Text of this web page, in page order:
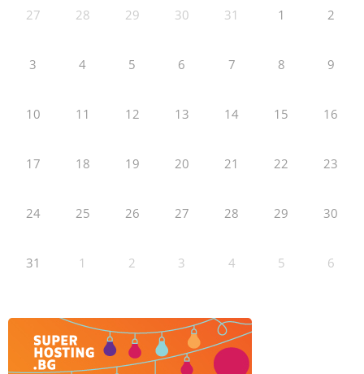
27 28 29 30 31 1 2
3 4 5 6 7 8 9
10 11 12 13 14 15 16
17 18 19 20 21 22 23
24 25 26 27 28 29 30
31 1 2 3 4 5 6